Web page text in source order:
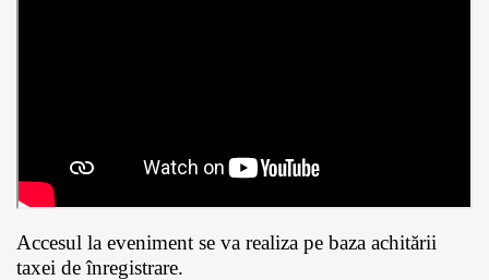
Accesul la eveniment se va realiza pe baza achitării
taxei de înregistrare.